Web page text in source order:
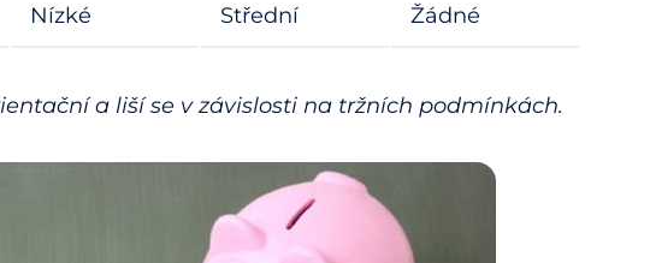
Nízké Střední Žádné
a liší se v závislosti na tržních podmínkách.